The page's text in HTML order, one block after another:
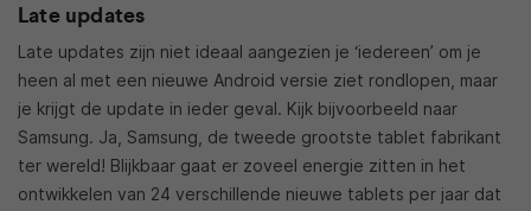
Late updates
Late updates zijn niet ideaal aangezien je ‘iedereen’ om je
heen al met een nieuwe Android versie ziet rondlopen, maar
je krijgt de update in ieder geval. Kijk bijvoorbeeld naar
Samsung. Ja, Samsung, de tweede grootste tablet fabrikant
ter wereld! Blijkbaar gaat er zoveel energie zitten in het
ontwikkelen van 24 verschillende nieuwe tablets per jaar dat